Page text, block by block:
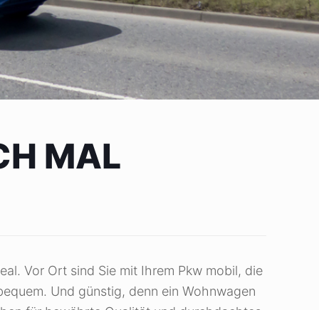
MAL
Vor Ort sind Sie mit Ihrem Pkw mobil, die
Und günstig, denn ein Wohnwagen